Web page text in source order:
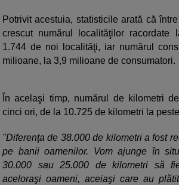
Potrivit acestuia, statisticile arată că
crescut numărul localităţilor racordate
1.744 de noi localităţi, iar numărul
milioane, la 3,9 milioane de consumatori.
În acelaşi timp, numărul de kilometri
cinci ori, de la 10.725 de kilometri la
"Diferenţa de 38.000 de kilometri a fost
pe banii oamenilor. Vom ajunge în
30.000 sau 25.000 de kilometri să
aceloraşi oameni, aceiaşi care au